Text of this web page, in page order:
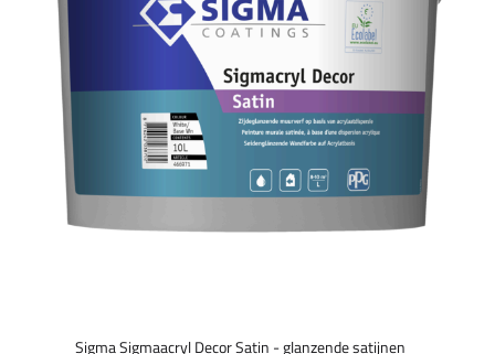
Sigma Sigmaacryl Decor Satin - glanzende satijnen